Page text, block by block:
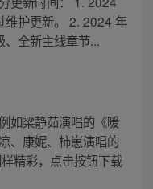
护更新。 2. 2024 年
全新主线章节...
如梁静茹演唱的《暖
、康妮、柿崽演唱的
精彩，点击按钮下载